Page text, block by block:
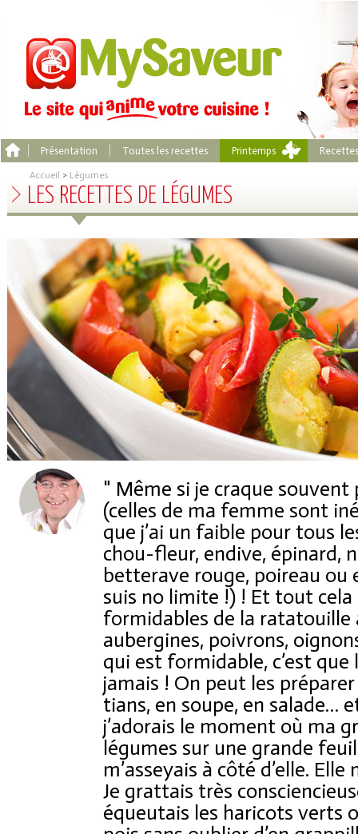
Présentation Toutes les recettes Printemps
Accueil > Légumes
LES RECETTES DE LÉGUMES
" Même si je craque
(celles de ma femme sont
que j’ai un faible pour tous
chou-fleur, endive, épinard,
betterave rouge, poireau ou
suis no limite !) ! Et tout
formidables de la ratatouille
aubergines, poivrons,
qui est formidable, c’est que
jamais ! On peut les
tians, en soupe, en salade…
j’adorais le moment où ma
légumes sur une grande
m’asseyais à côté d’elle.
Je grattais très
équeutais les haricots verts
Coupons de réduction
Saveurs de l'Année